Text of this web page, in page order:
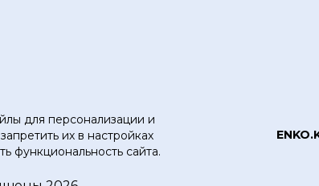
для персонализации и
их в настройках
функциональность сайта.